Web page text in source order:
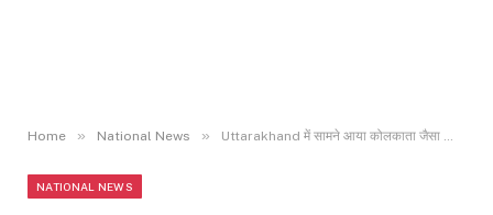
Home » National News » Uttarakhand में सामने आया कोलकाता जैसा कांड! नर्स से रेप और लूट..
NATIONAL NEWS